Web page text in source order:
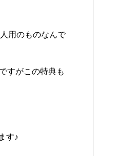
用のものなんで
すがこの特典も
す♪